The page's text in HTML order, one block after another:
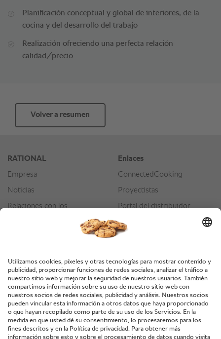
Planificación conceptual y global de interiores, de la
cocina y del desarrollo del trabajo
Realización ofreciendo una perfecta relación
calidad/precio
Volver a resumen